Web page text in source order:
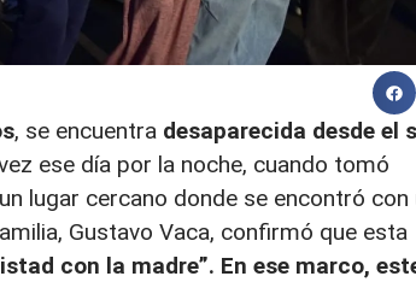
, se encuentra desaparecida desde el
ese día por la noche, cuando tomó
lugar cercano donde se encontró con
Gustavo Vaca, confirmó que esta
con la madre”. En ese marco,